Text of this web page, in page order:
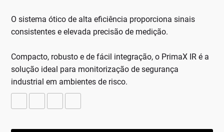
O sistema ótico de alta eficiência proporciona sinais
consistentes e elevada precisão de medição.
Compacto, robusto e de fácil integração, o PrimaX IR é a
solução ideal para monitorização de segurança
industrial em ambientes de risco.